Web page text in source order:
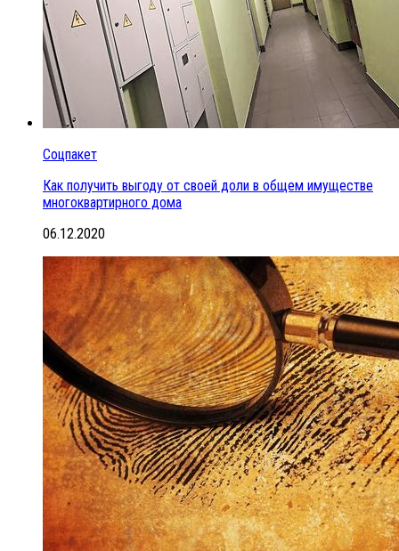
Соцпакет
Как получить выгоду от своей доли в общем имуществе
многоквартирного дома
06.12.2020